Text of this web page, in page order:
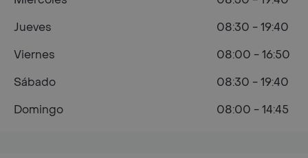
Jueves
08:30 - 19:40
Viernes
08:00 - 16:50
Sábado
08:30 - 19:40
Domingo
08:00 - 14:45